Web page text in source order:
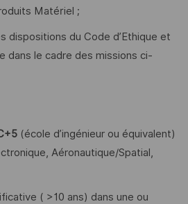
Matériel ;
dispositions du Code d’Ethique et
dans le cadre des missions ci-
(école d’ingénieur ou équivalent)
Aéronautique/Spatial,
( >10 ans) dans une ou